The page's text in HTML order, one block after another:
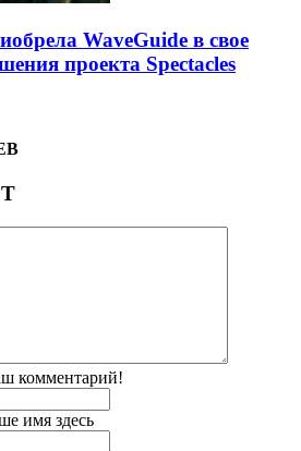
WaveGuide в свое
проекта Spectacles
комментарий!
имя здесь